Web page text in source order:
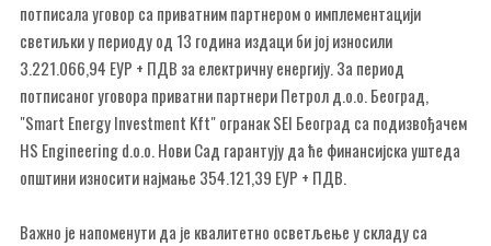
потписала уговор са приватним партнером о имплементацији
светиљки у периоду од 13 година издаци би јој износили
3.221.066,94 ЕУР + ПДВ за електричну енергију. За период
потписаног уговора приватни партнери Петрол д.о.о. Београд,
"Smart Energy Investment Kft" огранак SEI Београд са подизвођачем
HS Engineering d.o.o. Нови Сад гарантују да ће финансијска уштеда
општини износити најмање 354.121,39 ЕУР + ПДВ.
Важно је напоменути да је квалитетно осветљење у складу са